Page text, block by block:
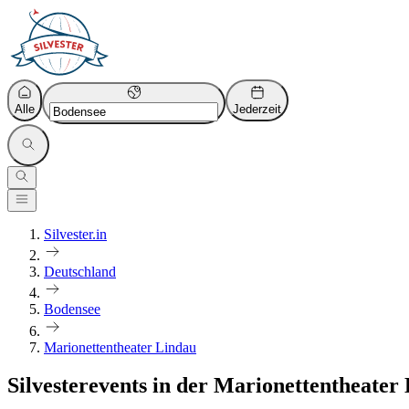
Alle Jederzeit
Silvester.in
Deutschland
Bodensee
Marionettentheater Lindau
Silvesterevents in der Marionettentheater